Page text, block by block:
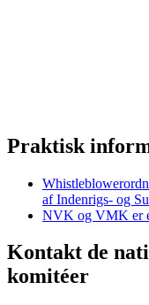
Praktisk
af Indenrigs- og
NVK og VMK er
Kontakt de
komitéer